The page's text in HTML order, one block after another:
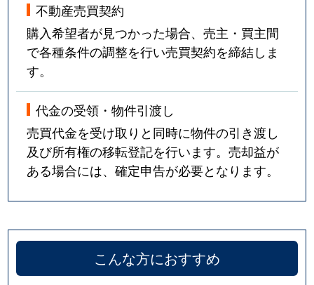
不動産売買契約
購入希望者が見つかった場合、売主・買主間
で各種条件の調整を行い売買契約を締結しま
す。
代金の受領・物件引渡し
売買代金を受け取りと同時に物件の引き渡し
及び所有権の移転登記を行います。売却益が
ある場合には、確定申告が必要となります。
こんな方におすすめ